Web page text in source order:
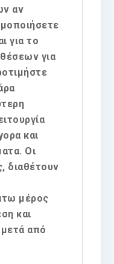
αν
για το
για
και
Οι
διαθέτουν
μέρος
και
από